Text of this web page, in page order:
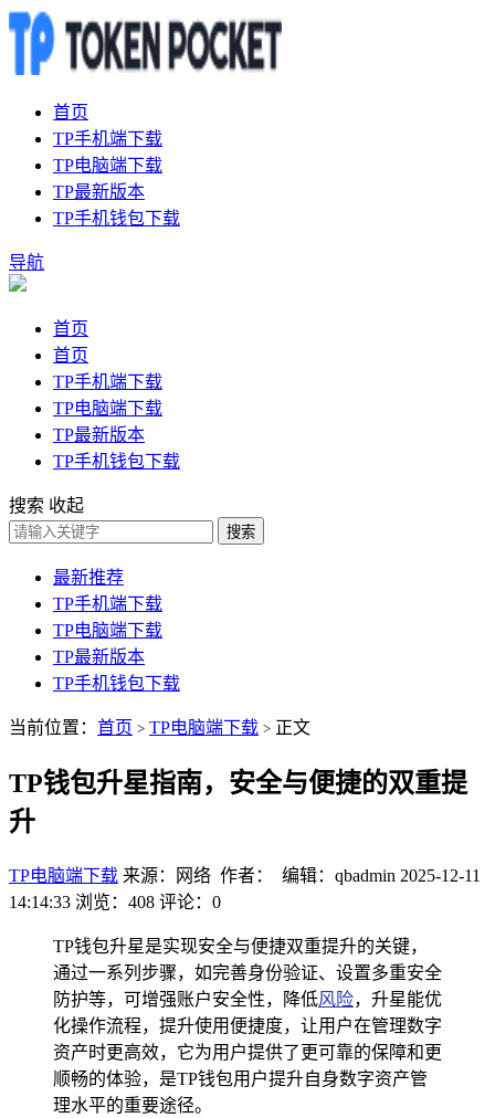
首页
TP手机端下载
TP电脑端下载
TP最新版本
TP手机钱包下载
导航
首页
首页
TP手机端下载
TP电脑端下载
TP最新版本
TP手机钱包下载
搜索 收起
搜索
最新推荐
TP手机端下载
TP电脑端下载
TP最新版本
TP手机钱包下载
当前位置： 首页 > TP电脑端下载 > 正文
TP钱包升星指南，安全与便捷的双重提
升
TP电脑端下载 来源：网络 作者： 编辑：qbadmin 2025-12-11
14:14:33 浏览：408 评论：0
TP钱包升星是实现安全与便捷双重提升的关键，
通过一系列步骤，如完善身份验证、设置多重安全
防护等，可增强账户安全性，降低风险，升星能优
化操作流程，提升使用便捷度，让用户在管理数字
资产时更高效，它为用户提供了更可靠的保障和更
顺畅的体验，是TP钱包用户提升自身数字资产管
理水平的重要途径。